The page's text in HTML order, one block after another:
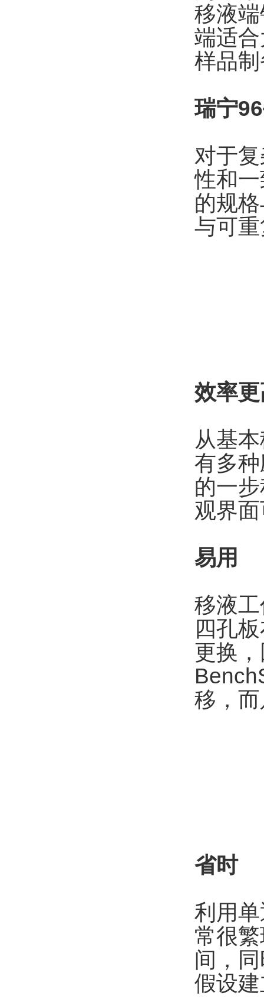
移液
端适
样品
瑞宁
对于
性和
的规
与可
效率
从基
有多
的一
观界
易用
移液
四孔
更换
移，
省时
利用
常很
间，
假设